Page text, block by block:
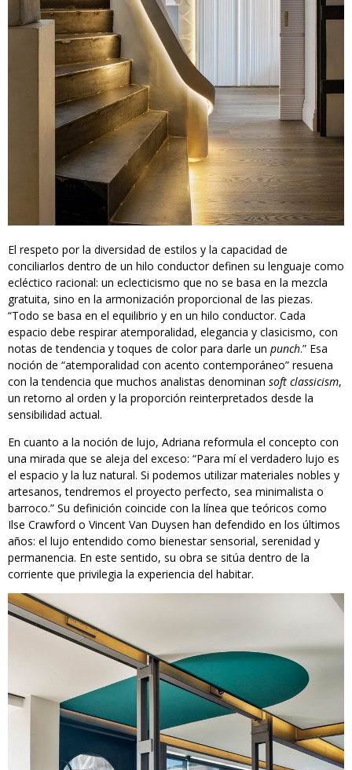
El respeto por la diversidad de estilos y la capacidad de
conciliarlos dentro de un hilo conductor definen su lenguaje como
ecléctico racional: un eclecticismo que no se basa en la mezcla
gratuita, sino en la armonización proporcional de las piezas.
“Todo se basa en el equilibrio y en un hilo conductor. Cada
espacio debe respirar atemporalidad, elegancia y clasicismo, con
notas de tendencia y toques de color para darle un punch.” Esa
noción de “atemporalidad con acento contemporáneo” resuena
con la tendencia que muchos analistas denominan soft classicism,
un retorno al orden y la proporción reinterpretados desde la
sensibilidad actual.
En cuanto a la noción de lujo, Adriana reformula el concepto con
una mirada que se aleja del exceso: “Para mí el verdadero lujo es
el espacio y la luz natural. Si podemos utilizar materiales nobles y
artesanos, tendremos el proyecto perfecto, sea minimalista o
barroco.” Su definición coincide con la línea que teóricos como
Ilse Crawford o Vincent Van Duysen han defendido en los últimos
años: el lujo entendido como bienestar sensorial, serenidad y
permanencia. En este sentido, su obra se sitúa dentro de la
corriente que privilegia la experiencia del habitar.